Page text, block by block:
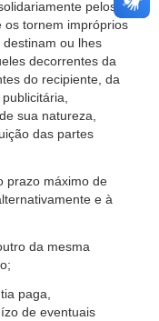
pelos
os tornem impróprios
ou lhes
decorrentes da
do recipiente, da
sua natureza,
das partes
prazo máximo de
e à
da mesma
paga,
de eventuais